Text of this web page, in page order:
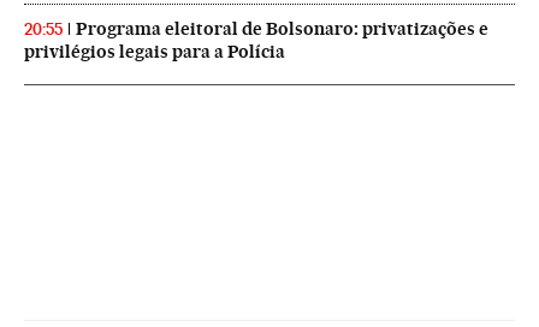
20:55
Programa eleitoral de Bolsonaro: privatizações e
privilégios legais para a Polícia